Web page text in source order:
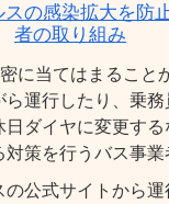
の感染拡大を防
者の取り組み
に当てはまること
ら運行したり、乗
ダイヤに変更する
策を行うバス事業
公式サイトから